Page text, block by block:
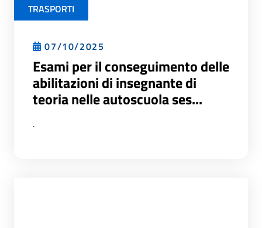
TRASPORTI
07/10/2025
Esami per il conseguimento delle
abilitazioni di insegnante di
teoria nelle autoscuola ses...
.